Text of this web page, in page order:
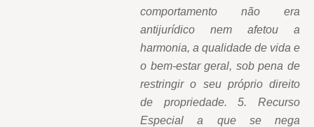
comportamento não era
antijurídico nem afetou a
harmonia, a qualidade de vida e
o bem-estar geral, sob pena de
restringir o seu próprio direito
de propriedade. 5. Recurso
Especial a que se nega